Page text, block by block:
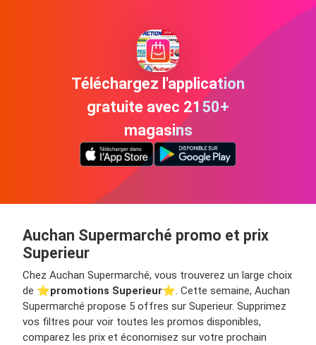
Téléchargez l'application
gratuite avec 2150+
magasins
Auchan Supermarché promo et prix
Superieur
Chez Auchan Supermarché, vous trouverez un large choix
de ⭐️promotions Superieur⭐️. Cette semaine, Auchan
Supermarché propose 5 offres sur Superieur. Supprimez
vos filtres pour voir toutes les promos disponibles,
comparez les prix et économisez sur votre prochain